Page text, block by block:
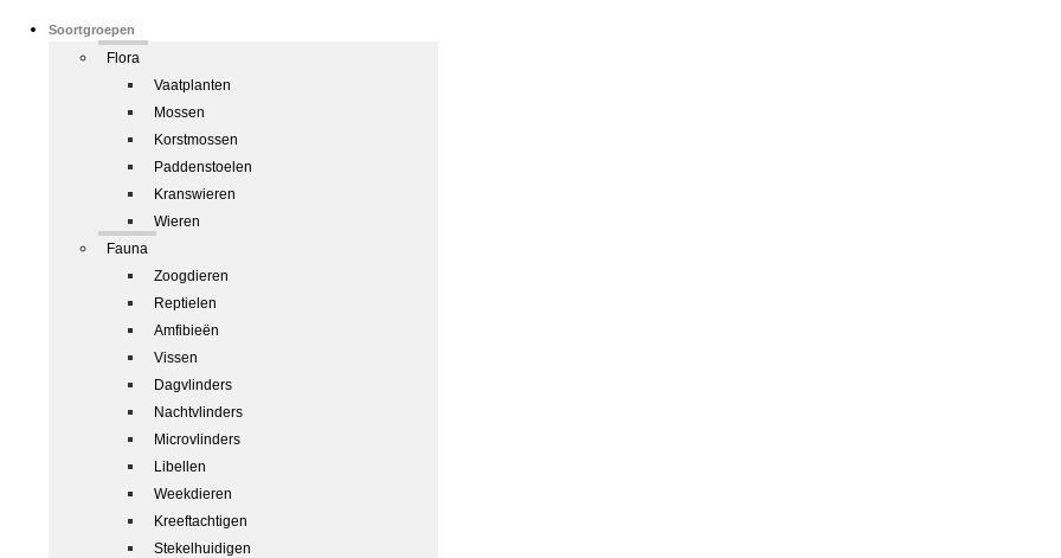
Soortgroepen
Flora
Vaatplanten
Mossen
Korstmossen
Paddenstoelen
Kranswieren
Wieren
Fauna
Zoogdieren
Reptielen
Amfibieën
Vissen
Dagvlinders
Nachtvlinders
Microvlinders
Libellen
Weekdieren
Kreeftachtigen
Stekelhuidigen